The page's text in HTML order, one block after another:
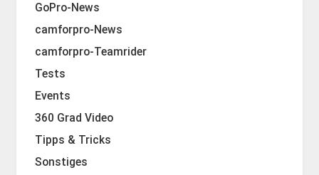
GoPro-News
camforpro-News
camforpro-Teamrider
Tests
Events
360 Grad Video
Tipps & Tricks
Sonstiges